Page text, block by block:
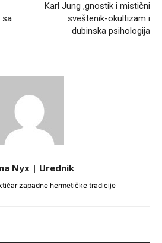
sa
Karl Jung ,gnostik i mistični
sveštenik-okultizam i
dubinska psihologija
Nyx | Urednik
zapadne hermetičke tradicije